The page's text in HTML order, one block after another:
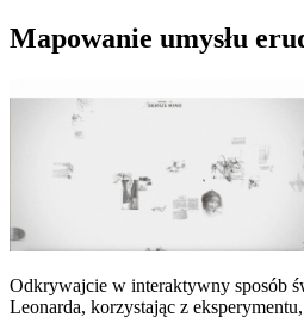
Mapowanie umysłu
Odkrywajcie w interaktywny sposób
Leonarda, korzystając z